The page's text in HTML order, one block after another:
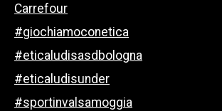
Carrefour
#giochiamoconetica
#eticaludisasdbologna
#eticaludisunder
#sportinvalsamoggia